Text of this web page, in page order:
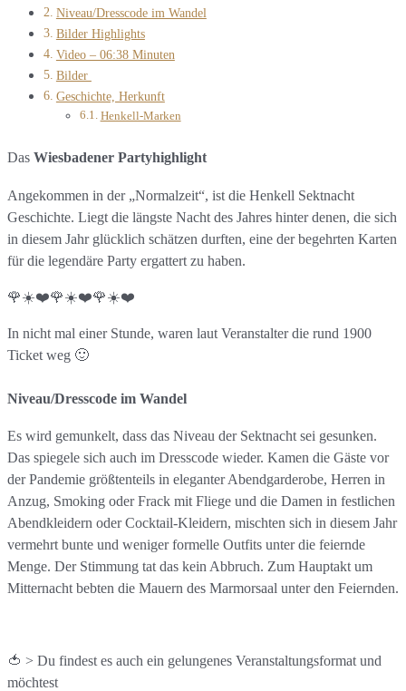
Niveau/Dresscode im Wandel
Bilder Highlights
Video – 06:38 Minuten
Bilder
Geschichte, Herkunft
Henkell-Marken
Das Wiesbadener Partyhighlight
Angekommen in der „Normalzeit“, ist die Henkell Sektnacht
Geschichte. Liegt die längste Nacht des Jahres hinter denen, die sich
in diesem Jahr glücklich schätzen durften, eine der begehrten Karten
für die legendäre Party ergattert zu haben.
🌹☀️❤️🌹☀️❤️🌹☀️❤️
In nicht mal einer Stunde, waren laut Veranstalter die rund 1900
Ticket weg 🙂
Niveau/Dresscode im Wandel
Es wird gemunkelt, dass das Niveau der Sektnacht sei gesunken.
Das spiegele sich auch im Dresscode wieder. Kamen die Gäste vor
der Pandemie größtenteils in eleganter Abendgarderobe, Herren in
Anzug, Smoking oder Frack mit Fliege und die Damen in festlichen
Abendkleidern oder Cocktail-Kleidern, mischten sich in diesem Jahr
vermehrt bunte und weniger formelle Outfits unter die feiernde
Menge. Der Stimmung tat das kein Abbruch. Zum Hauptakt um
Mitternacht bebten die Mauern des Marmorsaal unter den Feiernden.
🍅 > Du findest es auch ein gelungenes Veranstaltungsformat und
möchtest